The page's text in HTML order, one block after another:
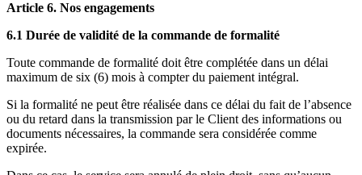
Article 6. Nos engagements
6.1 Durée de validité de la commande de formalité
Toute commande de formalité doit être complétée dans un délai
maximum de six (6) mois à compter du paiement intégral.
Si la formalité ne peut être réalisée dans ce délai du fait de l’absence
ou du retard dans la transmission par le Client des informations ou
documents nécessaires, la commande sera considérée comme
expirée.